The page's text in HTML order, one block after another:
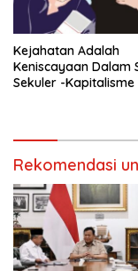
Kejahatan Adalah
Keniscayaan Dalam
Sekuler -Kapitalisme
Rekomendasi